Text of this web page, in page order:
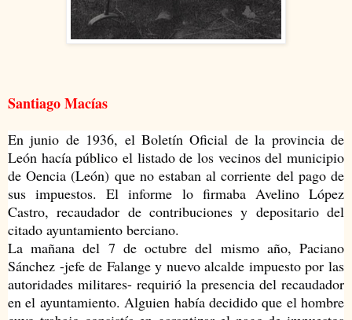
Santiago Macías
En junio de 1936, el Boletín Oficial de la provincia de
León hacía público el listado de los vecinos del municipio
de Oencia (León) que no estaban al corriente del pago de
sus impuestos. El informe lo firmaba Avelino López
Castro, recaudador de contribuciones y depositario del
citado ayuntamiento berciano.
La mañana del 7 de octubre del mismo año, Paciano
Sánchez -jefe de Falange y nuevo alcalde impuesto por las
autoridades militares- requirió la presencia del recaudador
en el ayuntamiento. Alguien había decidido que el hombre